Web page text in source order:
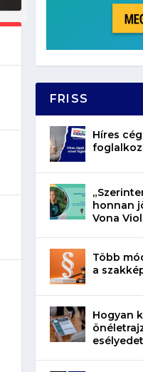
FRISS
Híres
honnan
Vona
Több
a
Hogyan